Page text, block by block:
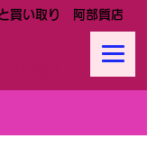
買い取り 阿部質店